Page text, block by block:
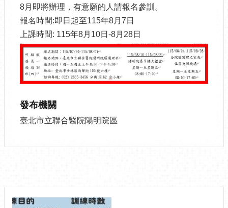
8月即將辦理，有意願的人請報名參訓。
報名時間:即日起至115年8月7日
上課時間: 115年8月10日-8月28日
發布機關
臺北市立聯合醫院陽明院區